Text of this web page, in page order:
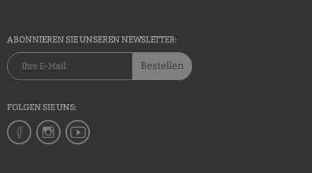
ABONNIEREN SIE UNSEREN NEWSLETTER:
Bestellen
FOLGEN SIE UNS: